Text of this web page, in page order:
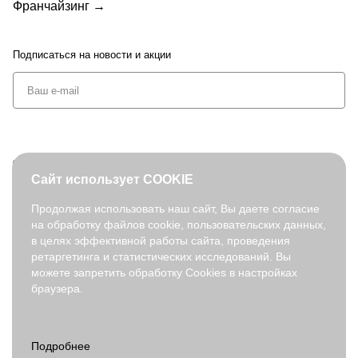
Франчайзинг →
Подписаться на новости и акции
© 2026. fabretti.ru. Все права защищены
На информационном ресурсе применяются
рекомендательные
технологии .
Все ресурсы сайта fabretti.ru, включая (но не ограничиваясь)
прав на интеллектуальную собственность, защищены российским
Сайт использует COOKIE
Продолжая использовать наш сайт, Вы даете согласие
на обработку файлов cookie, пользовательских данных,
в целях эффективной работы сайта, проведения
ретаргетинга и статистических исследований. Вы
можете запретить обработку Cookies в настройках
браузера.